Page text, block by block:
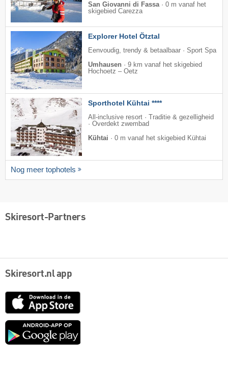
San Giovanni di Fassa · 0 m vanaf het
skigebied Carezza
Explorer Hotel Ötztal
Eenvoudig, trendy & betaalbaar · Sport Spa
Umhausen · 9 km vanaf het skigebied
Hochoetz – Oetz
Sporthotel Kühtai ****
All-inclusive resort · Traditie & gezelligheid
· Overdekt zwembad
Kühtai · 0 m vanaf het skigebied Kühtai
Nog meer tophotels
Skiresort-Partners
Skiresort.nl app
App
Google